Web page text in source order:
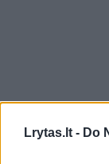
Lrytas.lt - Do